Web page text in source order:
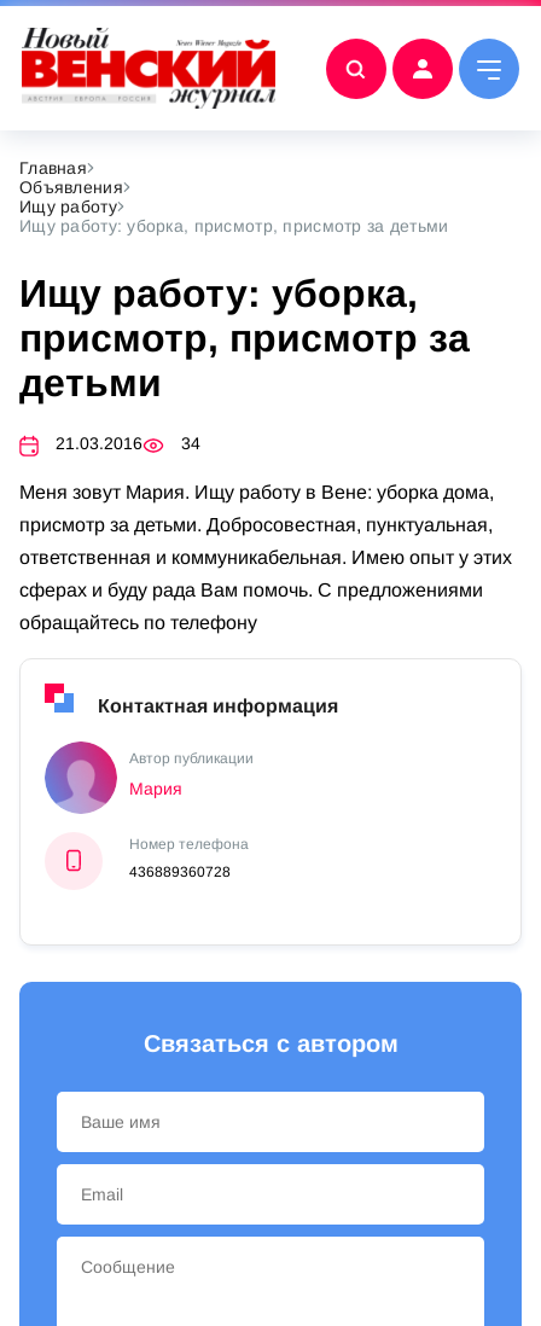
Главная
Объявления
Ищу работу
Ищу работу: уборка, присмотр, присмотр за детьми
Ищу работу: уборка,
присмотр, присмотр за
детьми
21.03.2016 34
Меня зовут Мария. Ищу работу в Вене: уборка дома,
присмотр за детьми. Добросовестная, пунктуальная,
ответственная и коммуникабельная. Имею опыт у этих
сферах и буду рада Вам помочь. С предложениями
обращайтесь по телефону
Контактная информация
Автор публикации
Мария
Номер телефона
436889360728
Связаться с автором